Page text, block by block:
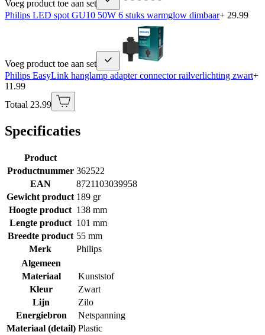
Voeg product toe aan set
Philips LED spot GU10 50W 6 stuks warmglow dimbaar+ 29.99
Voeg product toe aan set
Philips EasyLink hanglamp adapter connector railverlichting zwart+
11.99
Totaal 23.99
Specificaties
Product
Productnummer 362522
EAN
8721103039958
Gewicht product 189 gr
Hoogte product 138 mm
Lengte product 101 mm
Breedte product 55 mm
Merk
Philips
Algemeen
Materiaal
Kunststof
Kleur
Zwart
Lijn
Zilo
Energiebron
Netspanning
Materiaal (detail) Plastic